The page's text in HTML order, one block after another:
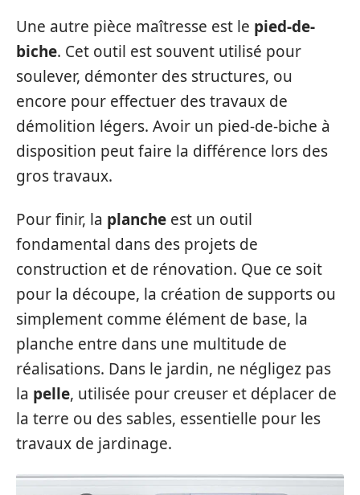
Une autre pièce maîtresse est le pied-de-
biche. Cet outil est souvent utilisé pour
soulever, démonter des structures, ou
encore pour effectuer des travaux de
démolition légers. Avoir un pied-de-biche à
disposition peut faire la différence lors des
gros travaux.
Pour finir, la planche est un outil
fondamental dans des projets de
construction et de rénovation. Que ce soit
pour la découpe, la création de supports ou
simplement comme élément de base, la
planche entre dans une multitude de
réalisations. Dans le jardin, ne négligez pas
la pelle, utilisée pour creuser et déplacer de
la terre ou des sables, essentielle pour les
travaux de jardinage.